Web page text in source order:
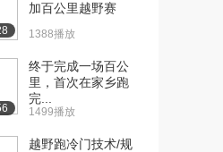
加百公里越野赛
1388播放
终于完成一场百公
里，首次在家乡跑
完...
1499播放
越野跑冷门技术/规